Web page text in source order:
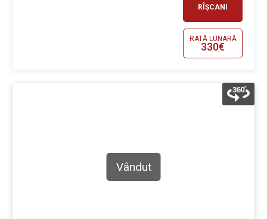
RÎȘCANI
RATĂ LUNARĂ
330€
Vândut